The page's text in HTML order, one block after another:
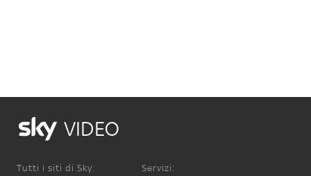
VIDEO
Tutti i siti di Sky: Servizi: